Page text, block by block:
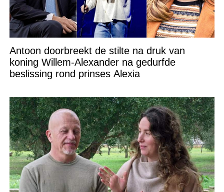
Antoon doorbreekt de stilte na druk van
koning Willem-Alexander na gedurfde
beslissing rond prinses Alexia